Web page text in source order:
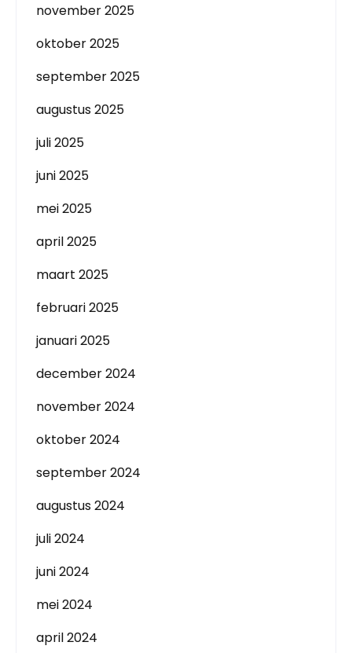
november 2025
oktober 2025
september 2025
augustus 2025
juli 2025
juni 2025
mei 2025
april 2025
maart 2025
februari 2025
januari 2025
december 2024
november 2024
oktober 2024
september 2024
augustus 2024
juli 2024
juni 2024
mei 2024
april 2024